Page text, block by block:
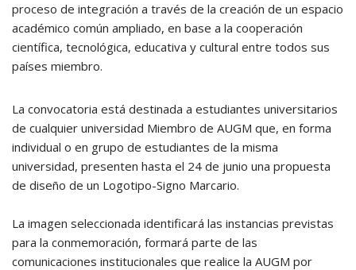
proceso de integración a través de la creación de un espacio
académico común ampliado, en base a la cooperación
científica, tecnológica, educativa y cultural entre todos sus
países miembro.
La convocatoria está destinada a estudiantes universitarios
de cualquier universidad Miembro de AUGM que, en forma
individual o en grupo de estudiantes de la misma
universidad, presenten hasta el 24 de junio una propuesta
de diseño de un Logotipo-Signo Marcario.
La imagen seleccionada identificará las instancias previstas
para la conmemoración, formará parte de las
comunicaciones institucionales que realice la AUGM por